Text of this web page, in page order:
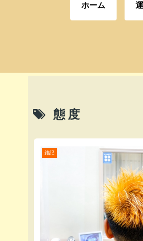
ホーム
態度
雑記